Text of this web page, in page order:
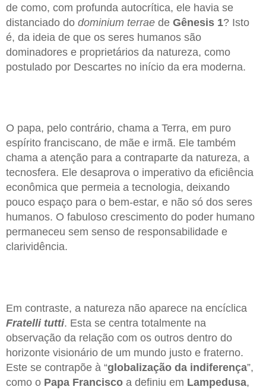
de como, com profunda autocrítica, ele havia se
distanciado do dominium terrae de Gênesis 1? Isto
é, da ideia de que os seres humanos são
dominadores e proprietários da natureza, como
postulado por Descartes no início da era moderna.
O papa, pelo contrário, chama a Terra, em puro
espírito franciscano, de mãe e irmã. Ele também
chama a atenção para a contraparte da natureza, a
tecnosfera. Ele desaprova o imperativo da eficiência
econômica que permeia a tecnologia, deixando
pouco espaço para o bem-estar, e não só dos seres
humanos. O fabuloso crescimento do poder humano
permaneceu sem senso de responsabilidade e
clarividência.
Em contraste, a natureza não aparece na encíclica
Fratelli tutti. Esta se centra totalmente na
observação da relação com os outros dentro do
horizonte visionário de um mundo justo e fraterno.
Este se contrapõe à “globalização da indiferença”,
como o Papa Francisco a definiu em Lampedusa,